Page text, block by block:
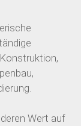
Wert auf